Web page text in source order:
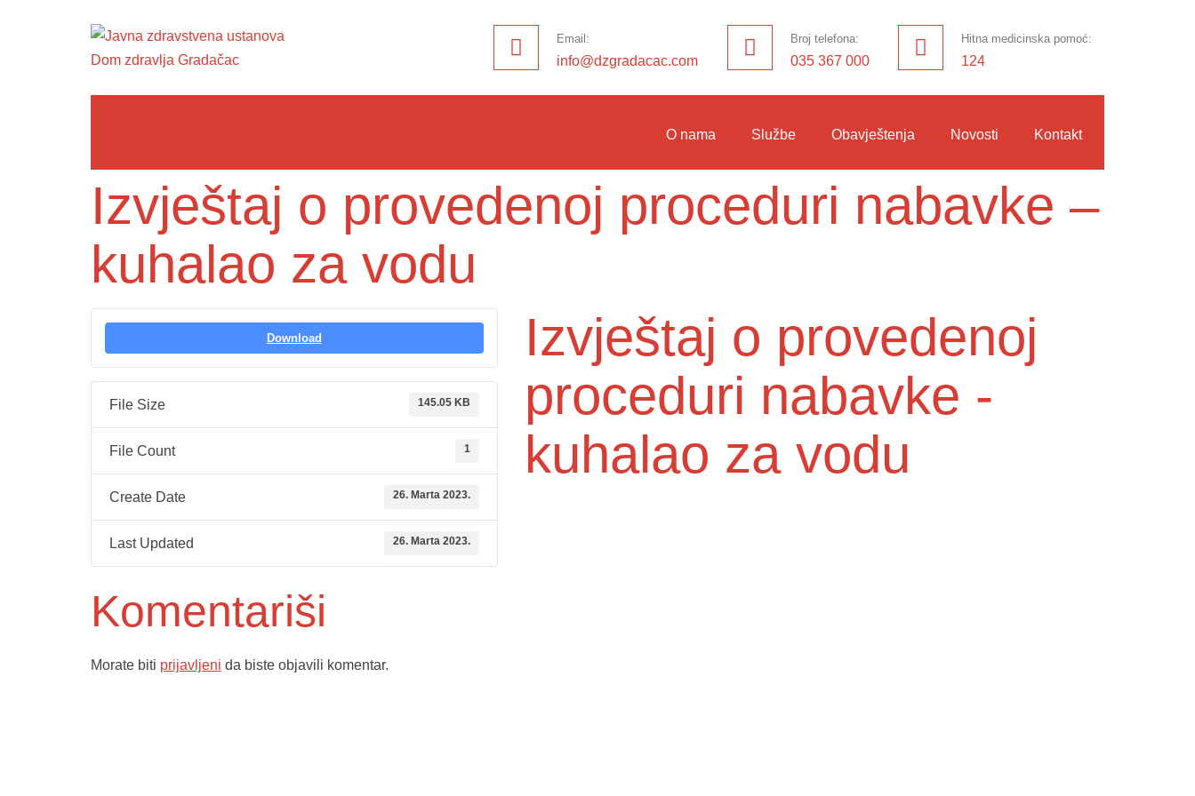
Email:
info@dzgradacac.com
Broj telefona:
035 367 000
Hitna medicinska pomoć:
124
O nama Službe Obavještenja Novosti Kontakt
Izvještaj o provedenoj proceduri nabavke –
kuhalao za vodu
Download
File Size 145.05 KB
File Count 1
Create Date 26. Marta 2023.
Last Updated 26. Marta 2023.
Izvještaj o provedenoj
proceduri nabavke -
kuhalao za vodu
Komentariši
Morate biti prijavljeni da biste objavili komentar.